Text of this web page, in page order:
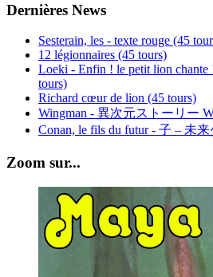
Dernières News
Sesterain, les - texte rouge (45
12 légionnaires (45 tours)
Loeki - Enfin ! le petit lion
tours)
Richard cœur de lion (45 tours)
Wingman - 異次元ストーリー
Conan, le fils du futur - 子 – 未
Zoom sur...